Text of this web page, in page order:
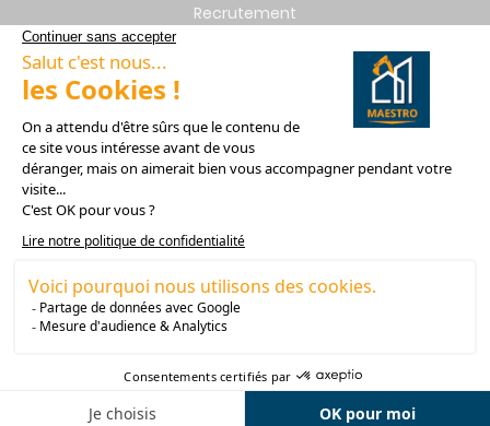
Recrutement
Nos filiales
© 1999 - 2026 Design Habitat. Tous droits réservés.